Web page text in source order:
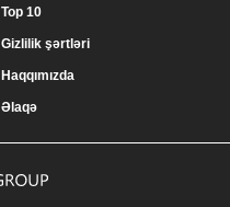
Top 10
Gizlilik şərtləri
Haqqımızda
Əlaqə